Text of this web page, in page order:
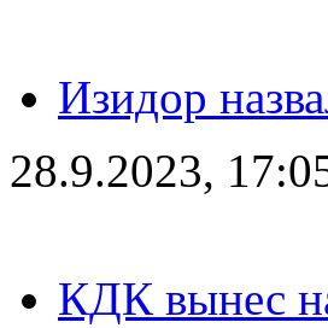
Изидор
28.9.2023,
КДК вынес